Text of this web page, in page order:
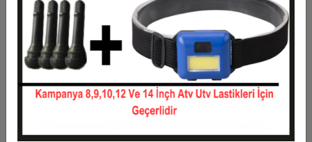
2
22.950,00 TL
45.900,00 TL
16.371,00 TL
49.113,00 TL
4
12.507,75 TL
50.031,00 TL
5
10.189,80 TL
50.949,00 TL
8.644,50 TL
7
7.540,71 TL
52.785,00 TL